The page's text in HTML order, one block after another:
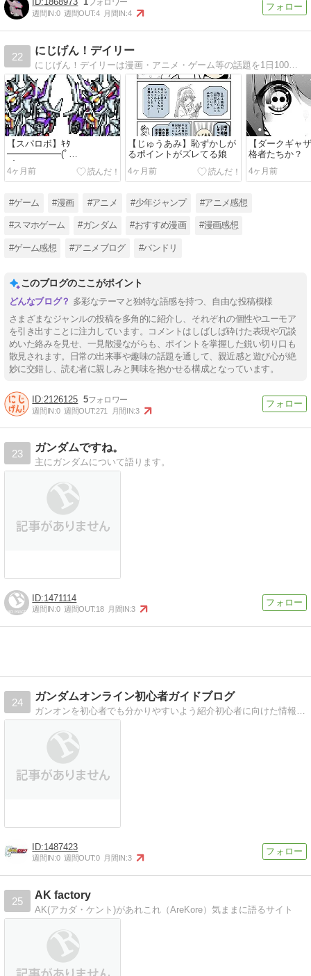
週間IN:0 週間OUT:4 月間IN:4
22
にじげん！デイリー
にじげん！デイリーは漫画・アニメ・ゲーム等の話題を1日100本以上更新するまとめサイトです。今期アニメやバンドリ！(MyGO!!!!!＆Ave Mujica)・ガンダム・グラブル・ウマ娘・ポケモン・ジャンプ作品最新話の感想など。
【スパロボ】ｷﾀ
━━━━━━(ﾟ
∀ﾟ)━━━━━━ !!!!!
4ヶ月前
【じゅうあみ】恥ずかしが
るポイントがズレてる娘
4ヶ月前
【ダークギャ
格者たちか？
4ヶ月前
#ゲーム #漫画 #アニメ #少年ジャンプ #アニメ感想
#スマホゲーム #ガンダム #おすすめ漫画 #漫画感想
#ゲーム感想 #アニメブログ #バンドリ
このブログのここがポイント
多彩なテーマと独特な語感を持つ、自由な投稿模様
さまざまなジャンルの投稿を多角的に紹介し、それぞれの個性やユーモア
を引き出すことに注力しています。コメントはしばしば砕けた表現や冗談
めいた絡みを見せ、一見散漫ながらも、ポイントを掌握した鋭い切り口も
散見されます。日常の出来事や趣味の話題を通して、親近感と遊び心が絶
妙に交錯し、読む者に親しみと興味を抱かせる構成となっています。
2126125 5
週間IN:0 週間OUT:271 月間IN:3
23
ガンダムですね。
主にガンダムについて語ります。
1471114
週間IN:0 週間OUT:18 月間IN:3
24
ガンダムオンライン初心者ガイドブログ
1487423
週間IN:0 週間OUT:0 月間IN:3
25
AK factory
AK(アカダ・ケント)があれこれ（AreKore）気ままに語るサイト